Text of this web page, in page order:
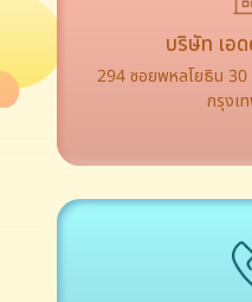
บริษัท เอ
294 ซอยพหลโยธิน 30
กรุงเ